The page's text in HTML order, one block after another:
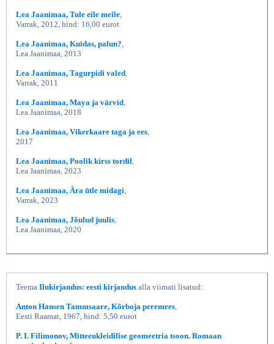
Lea Jaanimaa, Tule eile meile,
Varrak, 2012, hind: 16,00 eurot
Lea Jaanimaa, Kuidas, palun?,
Lea Jaanimaa, 2013
Lea Jaanimaa, Tagurpidi valed,
Varrak, 2011
Lea Jaanimaa, Maya ja värvid,
Lea Jaanimaa, 2018
Lea Jaanimaa, Vikerkaare taga ja ees,
2017
Lea Jaanimaa, Poolik kirss tordil,
Lea Jaanimaa, 2023
Lea Jaanimaa, Ära ütle midagi,
Varrak, 2023
Lea Jaanimaa, Jõulud juulis,
Lea Jaanimaa, 2020
Teema Ilukirjandus: eesti kirjandus alla viimati lisatud:
Anton Hansen Tammsaare, Kõrboja peremees,
Eesti Raamat, 1967, hind: 5,50 eurot
P. I. Filimonov, Mitteeukleidilise geomeetria tsoon. Romaan